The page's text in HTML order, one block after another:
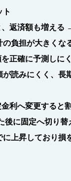
ト
返済額も増える
負担が大きくな
正確に予測しに
が読みにくく、長
利へ変更すると
後に固定へ切り替
に上昇しており損